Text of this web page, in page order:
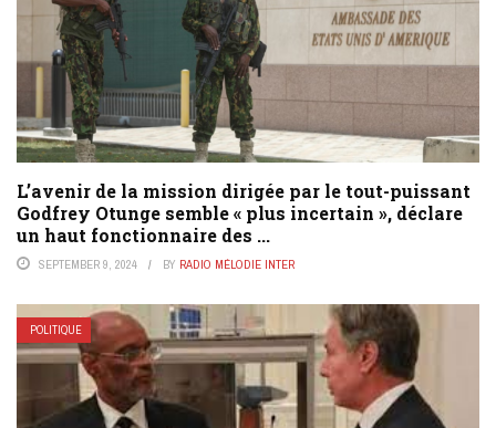
L’avenir de la mission dirigée par le tout-puissant
Godfrey Otunge semble « plus incertain », déclare
un haut fonctionnaire des ...
SEPTEMBER 9, 2024 BY RADIO MÉLODIE INTER
POLITIQUE